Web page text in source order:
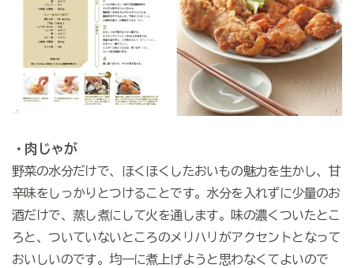
・肉じゃが
野菜の水分だけで、ほくほくしたおいもの魅力を生かし、甘
辛味をしっかりとつけることです。水分を入れずに少量のお
酒だけで、蒸し煮にして火を通します。味の濃くついたとこ
ろと、ついていないところのメリハリがアクセントとなって
おいしいのです。均一に煮上げようと思わなくてよいので